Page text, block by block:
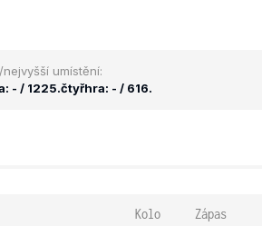
umístění:
- / 1225.čtyřhra: - / 616.
Kolo Zápas